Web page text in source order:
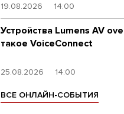
19.08.2026 14:00
Устройства Lumens AV
такое VoiceConnect
25.08.2026 14:00
ВСЕ ОНЛАЙН-СОБЫТИЯ